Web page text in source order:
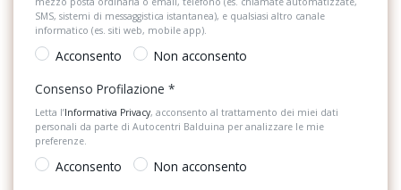
Sospensioni
Specchietti retrovisori elettrici e riscaldabili
Spoiler
Strumentazione digitale con display
Tappetini
SMS, sistemi di messaggistica istantanea), e qualsiasi altro canale
informatico (es. siti web, mobile app).
Acconsento
Non acconsento
Consenso Profilazione *
Letta l’Informativa Privacy, acconsento al trattamento dei miei dati
personali da parte di Autocentri Balduina per analizzare le mie
preferenze.
Acconsento
Non acconsento